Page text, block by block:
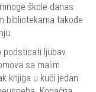
škole danas
bibliotekama takođe
podsticati ljubav
sa malim
knjiga u kući jedan